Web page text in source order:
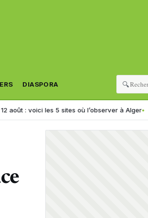
DIASPORA 🔍
les 5 sites où l’observer à Alger Algérie